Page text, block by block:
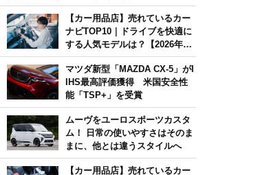
【カー用品店】売れているカー
ナビTOP10｜ドライブを快適に
する人気モデルは？【2026年6
月版】
マツダ新型「MAZDA CX-5」がI
IHS最高評価獲得 米国安全性
能「TSP+」を受賞
ムーヴをユーロスポーツカスタ
ム！ 日常の使いやすさはそのま
まに、他とは違うスタイルへ
【カー用品店】売れているカー